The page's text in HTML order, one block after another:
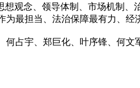
想观念、领导体制、市场机制
为最担当、法治保障最有力、
宇、郑巨化、叶序锋、何文